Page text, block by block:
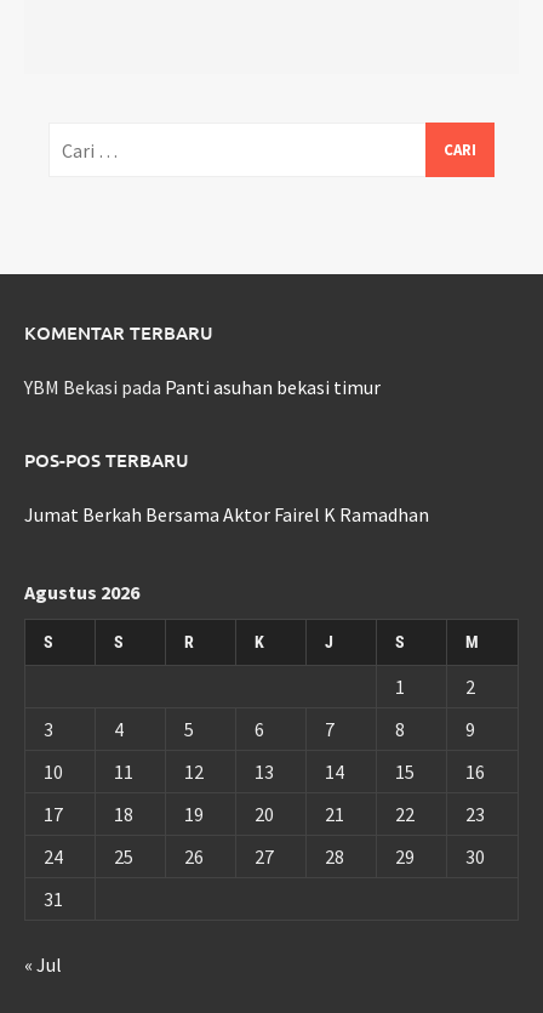
untuk:
KOMENTAR TERBARU
YBM Bekasi pada Panti asuhan bekasi timur
POS-POS TERBARU
Jumat Berkah Bersama Aktor Fairel K Ramadhan
Agustus 2026
S S R K J S M
1
2
3
4 5 6 7 8
9
10
11 12 13 14 15
16
17
18 19 20 21 22
23
24
25 26 27 28 29
30
31
« Jul